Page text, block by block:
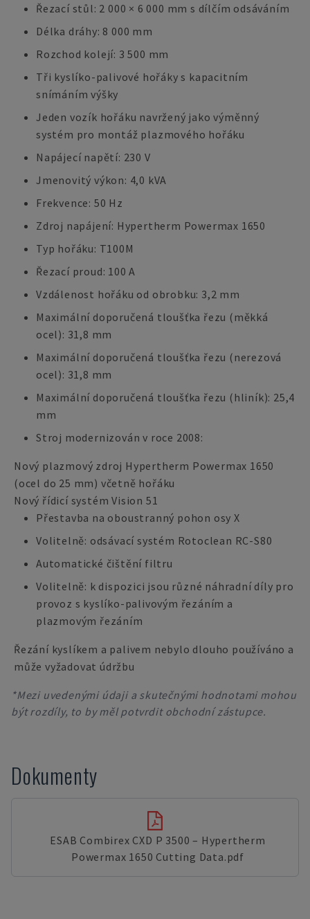
Řezací stůl: 2 000 × 6 000 mm s dílčím odsáváním
Délka dráhy: 8 000 mm
Rozchod kolejí: 3 500 mm
Tři kyslíko-palivové hořáky s kapacitním
snímáním výšky
Jeden vozík hořáku navržený jako výměnný
systém pro montáž plazmového hořáku
Napájecí napětí: 230 V
Jmenovitý výkon: 4,0 kVA
Frekvence: 50 Hz
Zdroj napájení: Hypertherm Powermax 1650
Typ hořáku: T100M
Řezací proud: 100 A
Vzdálenost hořáku od obrobku: 3,2 mm
Maximální doporučená tloušťka řezu (měkká
ocel): 31,8 mm
Maximální doporučená tloušťka řezu (nerezová
ocel): 31,8 mm
Maximální doporučená tloušťka řezu (hliník): 25,4
mm
Stroj modernizován v roce 2008:
Nový plazmový zdroj Hypertherm Powermax 1650
(ocel do 25 mm) včetně hořáku
Nový řídicí systém Vision 51
Přestavba na oboustranný pohon osy X
Volitelně: odsávací systém Rotoclean RC-S80
Automatické čištění filtru
Volitelně: k dispozici jsou různé náhradní díly pro
provoz s kyslíko-palivovým řezáním a
plazmovým řezáním
Řezání kyslíkem a palivem nebylo dlouho používáno a
může vyžadovat údržbu
*Mezi uvedenými údaji a skutečnými hodnotami mohou
být rozdíly, to by měl potvrdit obchodní zástupce.
Dokumenty
ESAB Combirex CXD P 3500 – Hypertherm
Powermax 1650 Cutting Data.pdf